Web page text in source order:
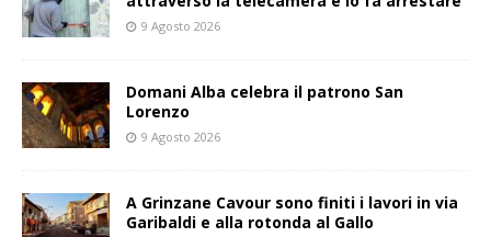
9 Agosto 2026
Domani Alba celebra il patrono San
Lorenzo
9 Agosto 2026
A Grinzane Cavour sono finiti i lavori in via
Garibaldi e alla rotonda al Gallo